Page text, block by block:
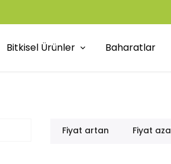
Bitkisel Ürünler Baharatlar
Fiyat artan Fiyat